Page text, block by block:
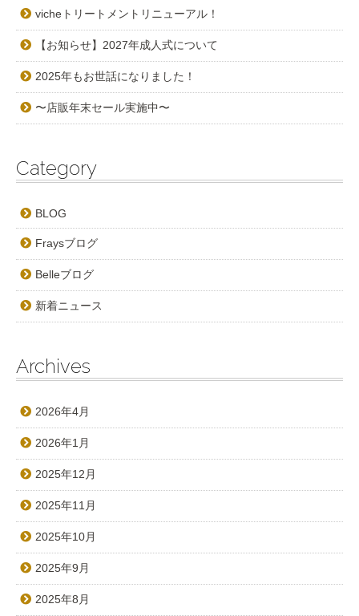
vicheトリートメントリニューアル！
【お知らせ】2027年成人式について
2025年もお世話になりました！
〜店販年末セール実施中〜
Category
BLOG
Fraysブログ
Belleブログ
新着ニュース
Archives
2026年4月
2026年1月
2025年12月
2025年11月
2025年10月
2025年9月
2025年8月